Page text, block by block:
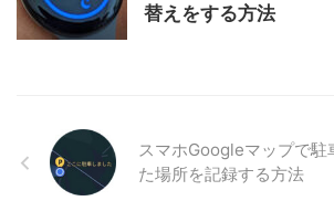
替えをする方法
スマホGoogleマップで駐
た場所を記録する方法